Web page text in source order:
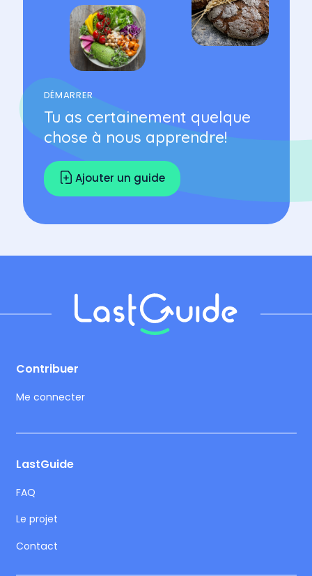
DÉMARRER
Tu as certainement quelque
chose à nous apprendre!
Ajouter un guide
Contribuer
Me connecter
LastGuide
FAQ
Le projet
Contact